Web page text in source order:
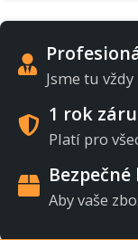
Jsme tu
1 rok
Platí pro
Aby vaše